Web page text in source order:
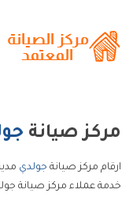
مركز صيانة
ارقام مركز صيانة جولدي
خدمة عملاء مركز صيانة